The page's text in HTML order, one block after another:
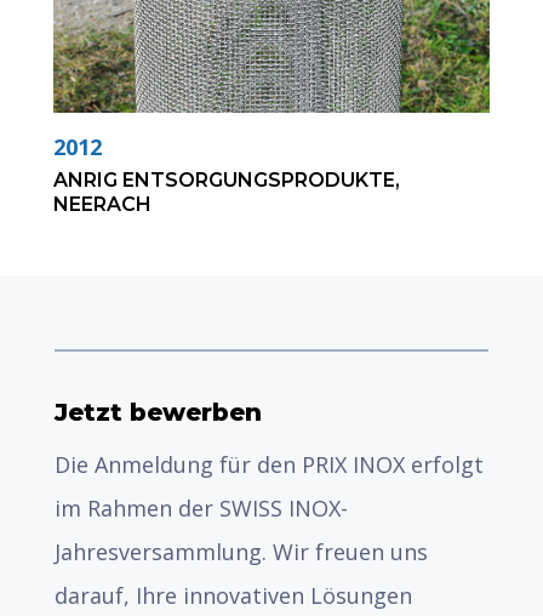
2012
ANRIG ENTSORGUNGSPRODUKTE,
NEERACH
Jetzt bewerben
Die Anmeldung für den PRIX INOX erfolgt
im Rahmen der SWISS INOX-
Jahresversammlung. Wir freuen uns
darauf, Ihre innovativen Lösungen